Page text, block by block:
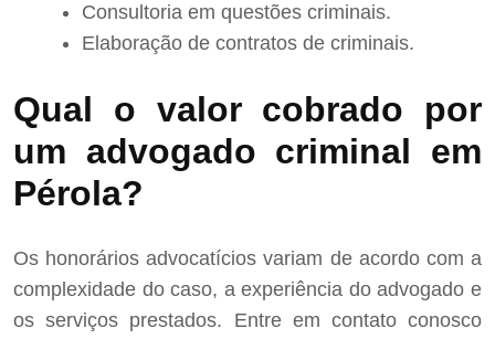
Consultoria em questões criminais.
Elaboração de contratos de criminais.
Qual o valor cobrado por
um advogado criminal em
Pérola?
Os honorários advocatícios variam de acordo com a
complexidade do caso, a experiência do advogado e
os serviços prestados. Entre em contato conosco